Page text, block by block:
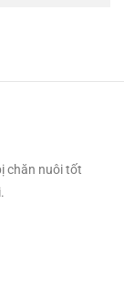
chăn nuôi tốt